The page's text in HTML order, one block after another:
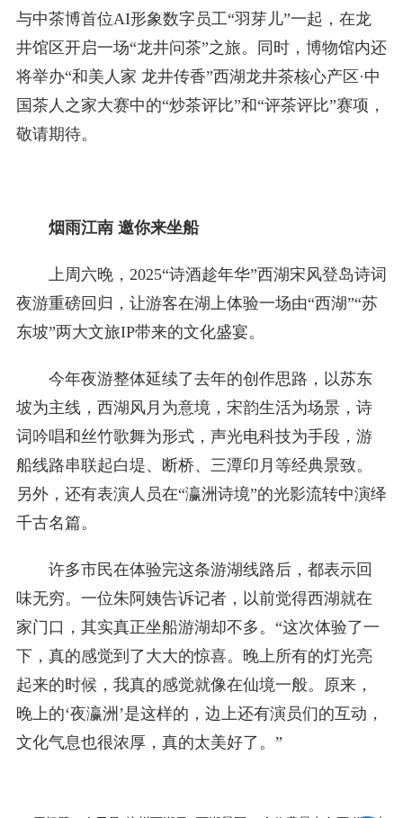
与中茶博首位AI形象数字员工“羽芽儿”一起，在龙
井馆区开启一场“龙井问茶”之旅。同时，博物馆内还
将举办“和美人家 龙井传香”西湖龙井茶核心产区·中
国茶人之家大赛中的“炒茶评比”和“评茶评比”赛项，
敬请期待。
烟雨江南 邀你来坐船
上周六晚，2025“诗酒趁年华”西湖宋风登岛诗词
夜游重磅回归，让游客在湖上体验一场由“西湖”“苏
东坡”两大文旅IP带来的文化盛宴。
今年夜游整体延续了去年的创作思路，以苏东
坡为主线，西湖风月为意境，宋韵生活为场景，诗
词吟唱和丝竹歌舞为形式，声光电科技为手段，游
船线路串联起白堤、断桥、三潭印月等经典景致。
另外，还有表演人员在“瀛洲诗境”的光影流转中演绎
千古名篇。
许多市民在体验完这条游湖线路后，都表示回
味无穷。一位朱阿姨告诉记者，以前觉得西湖就在
家门口，其实真正坐船游湖却不多。“这次体验了一
下，真的感觉到了大大的惊喜。晚上所有的灯光亮
起来的时候，我真的感觉就像在仙境一般。原来，
晚上的‘夜瀛洲’是这样的，边上还有演员们的互动，
文化气息也很浓厚，真的太美好了。”